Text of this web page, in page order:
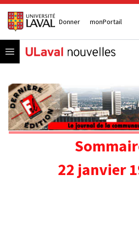
Donner monPortail
Open menu
22 janvier